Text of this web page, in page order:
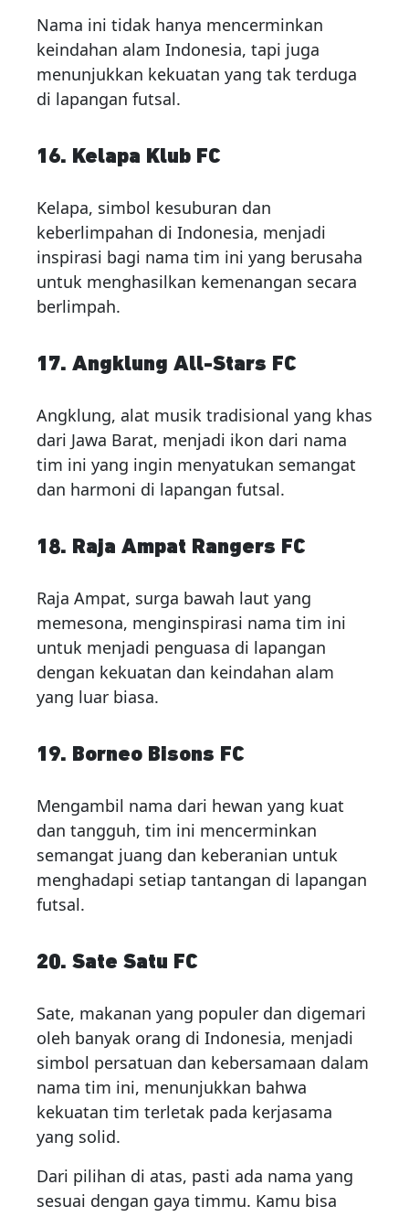
Nama ini tidak hanya mencerminkan
keindahan alam Indonesia, tapi juga
menunjukkan kekuatan yang tak terduga
di lapangan futsal.
16. Kelapa Klub FC
Kelapa, simbol kesuburan dan
keberlimpahan di Indonesia, menjadi
inspirasi bagi nama tim ini yang berusaha
untuk menghasilkan kemenangan secara
berlimpah.
17. Angklung All-Stars FC
Angklung, alat musik tradisional yang khas
dari Jawa Barat, menjadi ikon dari nama
tim ini yang ingin menyatukan semangat
dan harmoni di lapangan futsal.
18. Raja Ampat Rangers FC
Raja Ampat, surga bawah laut yang
memesona, menginspirasi nama tim ini
untuk menjadi penguasa di lapangan
dengan kekuatan dan keindahan alam
yang luar biasa.
19. Borneo Bisons FC
Mengambil nama dari hewan yang kuat
dan tangguh, tim ini mencerminkan
semangat juang dan keberanian untuk
menghadapi setiap tantangan di lapangan
futsal.
20. Sate Satu FC
Sate, makanan yang populer dan digemari
oleh banyak orang di Indonesia, menjadi
simbol persatuan dan kebersamaan dalam
nama tim ini, menunjukkan bahwa
kekuatan tim terletak pada kerjasama
yang solid.
Dari pilihan di atas, pasti ada nama yang
sesuai dengan gaya timmu. Kamu bisa